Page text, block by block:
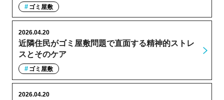
ゴミ屋敷
近隣住民がゴミ屋敷問題で直面する精神的ストレ
スとそのケア
2026.04.20
ゴミ屋敷
2026.04.20